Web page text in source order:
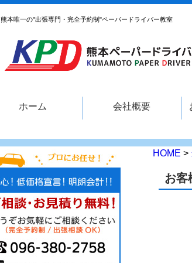
HOME >
お客
熊本唯一の"出張専門・完全予約制"ペーパードライバー教室
ホーム 会社概要